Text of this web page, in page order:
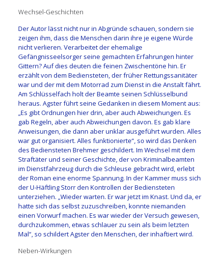
Wechsel-Geschichten
Der Autor lässt nicht nur in Abgründe schauen, sondern sie
zeigen ihm, dass die Menschen darin ihre je eigene Würde
nicht verlieren. Verarbeitet der ehemalige
Gefängnisseelsorger seine gemachten Erfahrungen hinter
Gittern? Auf dies deuten die feinen Zwischentöne hin. Er
erzählt von dem Bediensteten, der früher Rettungssanitäter
war und der mit dem Motorrad zum Dienst in die Anstalt fährt.
Am Schlüsselfach holt der Beamte seinen Schlüsselbund
heraus. Agster führt seine Gedanken in diesem Moment aus:
„Es gibt Ordnungen hier drin, aber auch Abweichungen. Es
gab Regeln, aber auch Abweichungen davon. Es gab klare
Anweisungen, die dann aber unklar ausgeführt wurden. Alles
war gut organisiert. Alles funktionierte“, so wird das Denken
des Bediensteten Brehmer geschildert. Im Wechsel mit dem
Straftäter und seiner Geschichte, der von Kriminalbeamten
im Dienstfahrzeug durch die Schleuse gebracht wird, erlebt
der Roman eine enorme Spannung. In der Kammer muss sich
der U-Häftling Storr den Kontrollen der Bediensteten
unterziehen. „Wieder warten. Er war jetzt im Knast. Und da, er
hatte sich das selbst zuzuschreiben, konnte niemanden
einen Vorwurf machen. Es war wieder der Versuch gewesen,
durchzukommen, etwas schlauer zu sein als beim letzten
Mal“, so schildert Agster den Menschen, der inhaftiert wird.
Neben-Wirkungen